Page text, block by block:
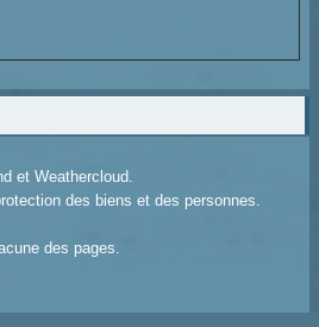
et Weathercloud.
des biens et des personnes.
des pages.